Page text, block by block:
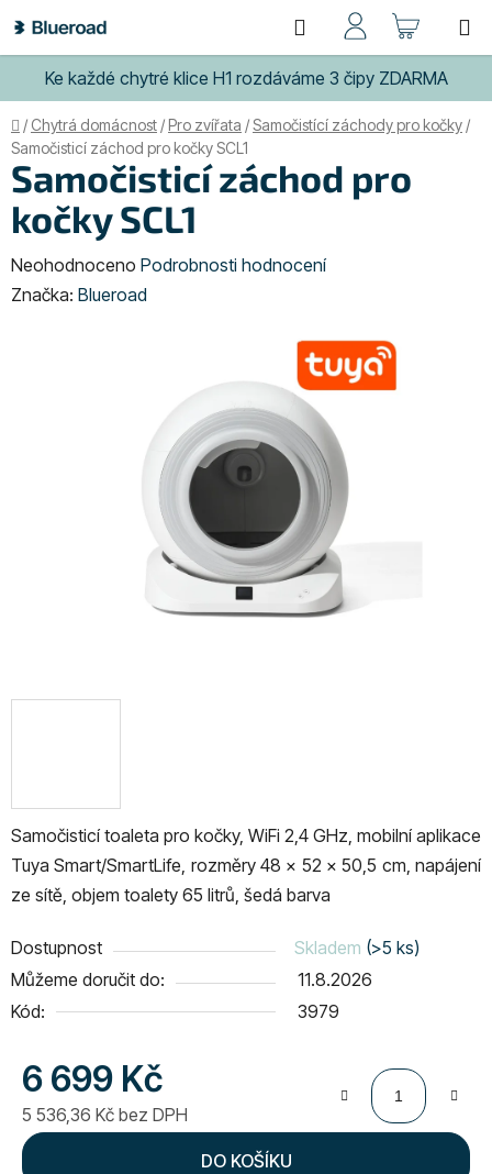
na
obsah
Ke každé chytré klice H1 rozdáváme 3 čipy ZDARMA
Hledat
KOŠÍK
Domů
/ Chytrá domácnost /Pro zvířata /Samočistící záchody pro kočky /
Samočisticí záchod pro kočky SCL1
Samočisticí toaleta pro kočky, WiFi 2,4 GHz, mobilní aplikace
Tuya Smart/SmartLife, rozměry 48 x 52 x 50,5 cm, napájení
ze sítě, objem toalety 65 litrů, šedá barva
Dostupnost Skladem (>5 ks)
Můžeme doručit do:
11.8.2026
Kód:
3979
6 699 Kč
5 536,36 Kč bez DPH
Měrná cena:
DO KOŠÍKU
Samočisticí záchod pro
kočky SCL1
Průměrné
hodnocení
Neohodnoceno Podrobnosti hodnocení
Značka: Blueroad